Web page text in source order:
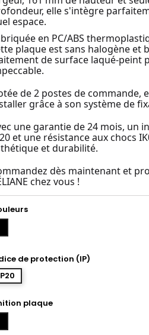
elle s'intègre
espace.
en PC/ABS
plaque est sans halogène et
de surface laqué-peint
de 2 postes de commande,
grâce à son système de
une garantie de 24 mois, un
et une résistance aux chocs
et durabilité.
dès maintenant et
chez vous !
de protection (IP)
plaque